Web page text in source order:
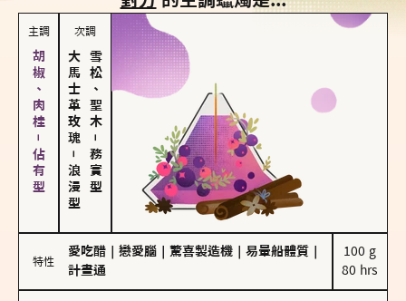
主調
胡椒、肉桂－佔有型
次調
大馬士革玫瑰
－
浪漫型
雪松、聖木
－
務實型
特性
愛吃醋 戀愛腦 驚喜製造機 易暈船體質
計畫通
100 g
80 hrs